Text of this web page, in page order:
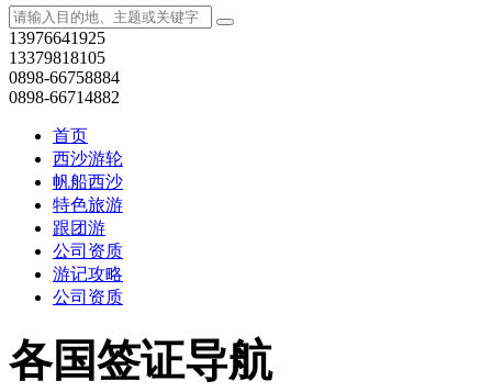
游记攻略
公司资质
各国签证导航
亚洲
朝鲜
文莱
巴基斯坦